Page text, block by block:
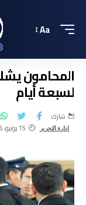
Aa
المحامون
لسبعة أيام
إدارة التحرير 15 يونيو، 2026 الساعة 11:01 صباحًا
شارك